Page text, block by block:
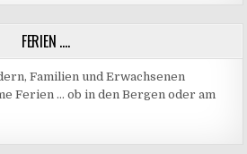
FERIEN ….
Familien und Erwachsenen
Ferien … ob in den Bergen oder am